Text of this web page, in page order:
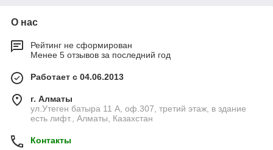
О нас
Рейтинг не сформирован
Менее 5 отзывов за последний год
Работает с 04.06.2013
г. Алматы
ул.Утеген батыра 11 А, оф.307, третий этаж, в здание
есть лифт., Алматы, Казахстан
Контакты